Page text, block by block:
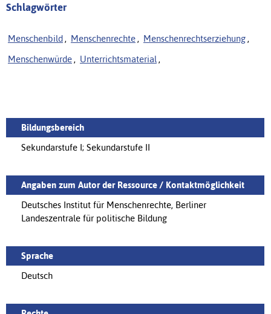
Schlagwörter
Menschenbild , Menschenrechte , Menschenrechtserziehung ,
Menschenwürde , Unterrichtsmaterial ,
Bildungsbereich
Sekundarstufe I; Sekundarstufe II
Angaben zum Autor der Ressource / Kontaktmöglichkeit
Deutsches Institut für Menschenrechte, Berliner
Landeszentrale für politische Bildung
Sprache
Deutsch